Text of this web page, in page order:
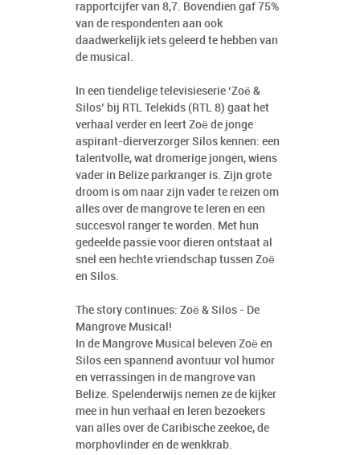
rapportcijfer van 8,7. Bovendien gaf 75%
van de respondenten aan ook
daadwerkelijk iets geleerd te hebben van
de musical.
In een tiendelige televisieserie ‘Zoë &
Silos’ bij RTL Telekids (RTL 8) gaat het
verhaal verder en leert Zoë de jonge
aspirant-dierverzorger Silos kennen: een
talentvolle, wat dromerige jongen, wiens
vader in Belize parkranger is. Zijn grote
droom is om naar zijn vader te reizen om
alles over de mangrove te leren en een
succesvol ranger te worden. Met hun
gedeelde passie voor dieren ontstaat al
snel een hechte vriendschap tussen Zoë
en Silos.
The story continues: Zoë & Silos - De
Mangrove Musical!
In de Mangrove Musical beleven Zoë en
Silos een spannend avontuur vol humor
en verrassingen in de mangrove van
Belize. Spelenderwijs nemen ze de kijker
mee in hun verhaal en leren bezoekers
van alles over de Caribische zeekoe, de
morphovlinder en de wenkkrab.